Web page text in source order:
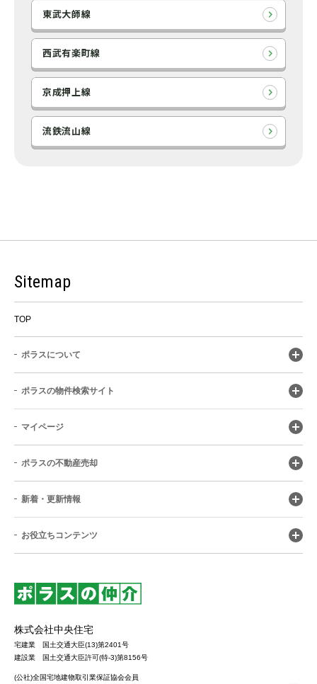
東武大師線
西武有楽町線
京成押上線
流鉄流山線
Sitemap
TOP
ポラスについて
ポラスの物件検索サイト
マイページ
ポラスの不動産売却
新着・更新情報
お役立ちコンテンツ
株式会社中央住宅
宅建業 国土交通大臣(13)第2401号
建設業 国土交通大臣許可(特-3)第8156号
(公社)全国宅地建物取引業保証協会会員